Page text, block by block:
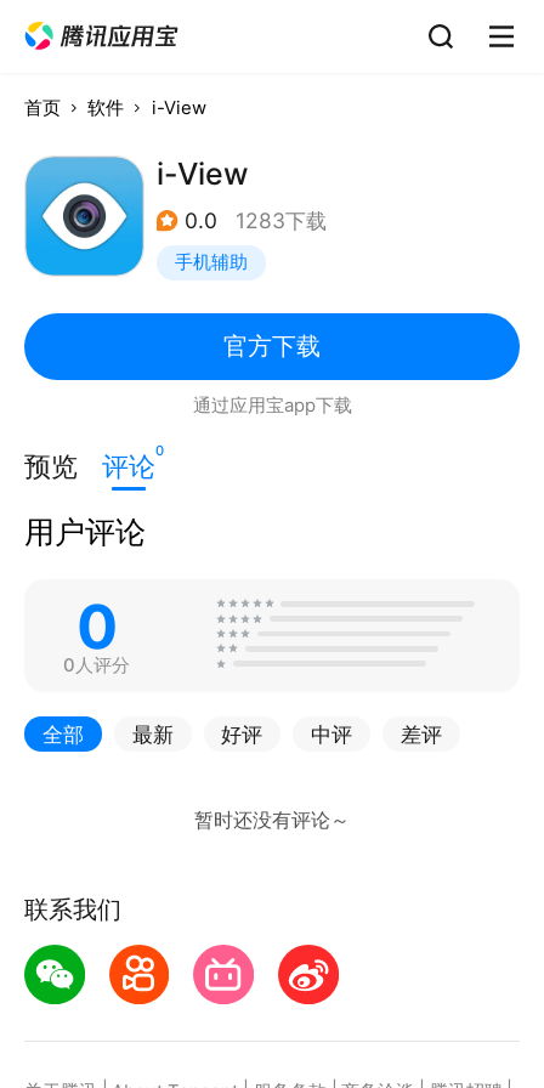
首页 软件 i-View
i-View
0.0 1283下载
手机辅助
官方下载
通过应用宝app下载
预览 评论0
用户评论
0
0人评分
全部 最新 好评 中评 差评
联系我们